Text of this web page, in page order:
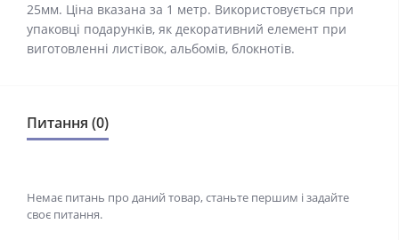
25мм. Ціна вказана за 1 метр. Використовується при
упаковці подарунків, як декоративний елемент при
виготовленні листівок, альбомів, блокнотів.
Питання (0)
Немає питань про даний товар, станьте першим і задайте
своє питання.